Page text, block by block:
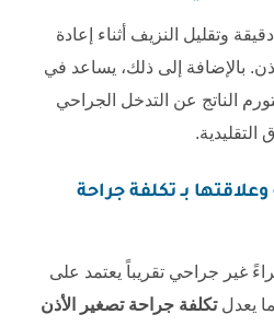
وتقليل النزيف أثناء إعادة
بالإضافة إلى ذلك، يساعد في
الناتج عن التدخل الجراحي
بـ تكلفة جراحة
غير جراحي تقريباً يعتمد على
يعدلتكلفة جراحة تصغير الأذن